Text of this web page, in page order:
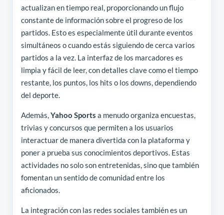
actualizan en tiempo real, proporcionando un flujo
constante de información sobre el progreso de los
partidos. Esto es especialmente útil durante eventos
simultáneos o cuando estás siguiendo de cerca varios
partidos a la vez. La interfaz de los marcadores es
limpia y fácil de leer, con detalles clave como el tiempo
restante, los puntos, los hits o los downs, dependiendo
del deporte.
Además,Yahoo Sports a menudo organiza encuestas,
trivias y concursos que permiten a los usuarios
interactuar de manera divertida con la plataforma y
poner a prueba sus conocimientos deportivos. Estas
actividades no solo son entretenidas, sino que también
fomentan un sentido de comunidad entre los
aficionados.
La integración con las redes sociales también es un